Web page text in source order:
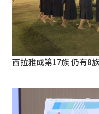
西拉雅成第17族 仍有8